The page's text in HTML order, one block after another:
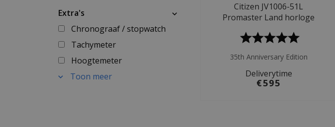
Extra's
Chronograaf / stopwatch
Tachymeter
Hoogtemeter
Toon meer
Citizen JV1006-51L
Promaster Land horloge
35th Anniversary Edition
Deliverytime
€595